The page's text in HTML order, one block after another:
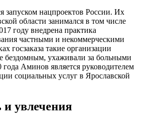
запуском нацпроектов России. Их
области занимался в том числе
году внедрена практика
частными и некоммерческими
госзаказа такие организации
бездомным, ухаживали за больными
Аминов является руководителем
социальных услуг в Ярославской
увлечения